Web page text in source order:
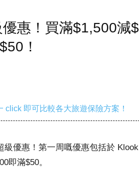
惠！買滿$1,500減
！
即可比較各大旅遊保險方案！
優惠！第一周嘅優惠包括於
即滿$50。